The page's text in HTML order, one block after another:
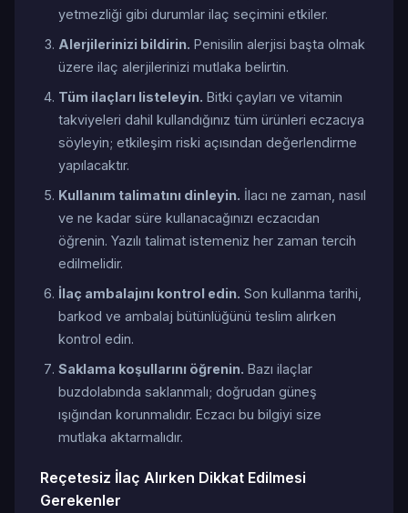
yetmezliği gibi durumlar ilaç seçimini etkiler.
Alerjilerinizi bildirin. Penisilin alerjisi başta olmak
üzere ilaç alerjilerinizi mutlaka belirtin.
Tüm ilaçları listeleyin. Bitki çayları ve vitamin
takviyeleri dahil kullandığınız tüm ürünleri eczacıya
söyleyin; etkileşim riski açısından değerlendirme
yapılacaktır.
Kullanım talimatını dinleyin. İlacı ne zaman, nasıl
ve ne kadar süre kullanacağınızı eczacıdan
öğrenin. Yazılı talimat istemeniz her zaman tercih
edilmelidir.
İlaç ambalajını kontrol edin. Son kullanma tarihi,
barkod ve ambalaj bütünlüğünü teslim alırken
kontrol edin.
Saklama koşullarını öğrenin. Bazı ilaçlar
buzdolabında saklanmalı; doğrudan güneş
ışığından korunmalıdır. Eczacı bu bilgiyi size
mutlaka aktarmalıdır.
Reçetesiz İlaç Alırken Dikkat Edilmesi
Gerekenler